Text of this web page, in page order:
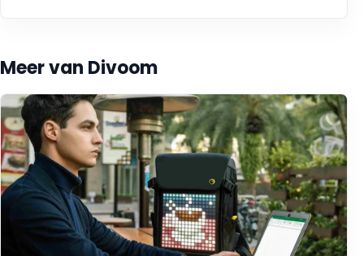
Meer van Divoom